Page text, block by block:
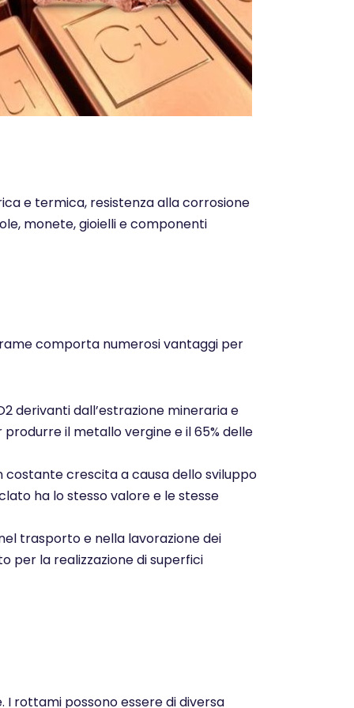
e termica, resistenza alla corrosione
monete, gioielli e componenti
comporta numerosi vantaggi per
derivanti dall’estrazione mineraria e
il metallo vergine e il 65% delle
costante crescita a causa dello sviluppo
ha lo stesso valore e le stesse
trasporto e nella lavorazione dei
per la realizzazione di superfici
rottami possono essere di diversa